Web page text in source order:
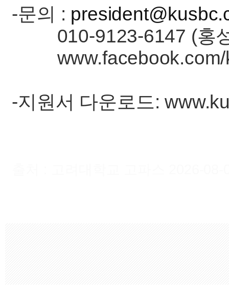
-문의 :
010-9123-6147 (홍
www.facebook.com/
-지원서 다운로드: